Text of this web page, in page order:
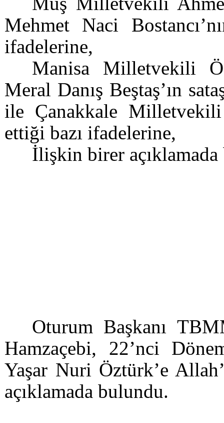
Mehmet Naci
ifadelerine,
Manisa Milletvekili
Meral Danış Beştaş’ın
ile Çanakkale
ettiği bazı ifadelerine,
İlişkin birer
Oturum Başkanı
Hamzaçebi, 22’nci
Yaşar Nuri Öztürk’e
açıklamada bulundu.